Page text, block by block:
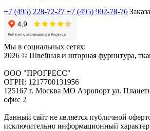
+7 (495) 228-72-27 +7 (495) 902-78-76
Мы в социальных сетях:
2026 © Швейная и шторная фурнитура,
ООО "ПРОГРЕСС"
ОГРН: 1217700131956
125167 г. Москва МО Аэропорт ул.
офис 2
Данный сайт не является публичной
исключительно информационный